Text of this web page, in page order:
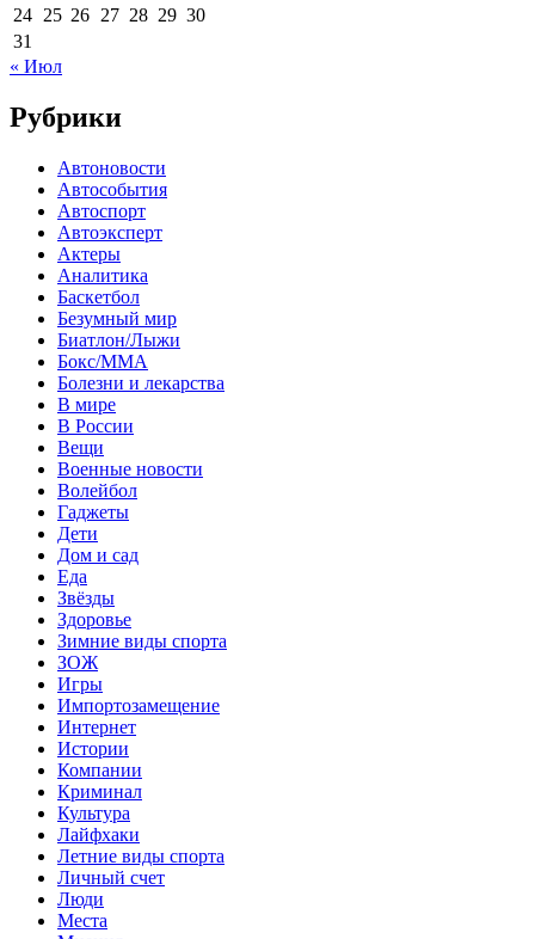
24 25 26 27 28 29 30
31
« Июл
Рубрики
Автоновости
Автособытия
Автоспорт
Автоэксперт
Актеры
Аналитика
Баскетбол
Безумный мир
Биатлон/Лыжи
Бокс/MMA
Болезни и лекарства
В мире
В России
Вещи
Военные новости
Волейбол
Гаджеты
Дети
Дом и сад
Еда
Звёзды
Здоровье
Зимние виды спорта
ЗОЖ
Игры
Импортозамещение
Интернет
Истории
Компании
Криминал
Культура
Лайфхаки
Летние виды спорта
Личный счет
Люди
Места